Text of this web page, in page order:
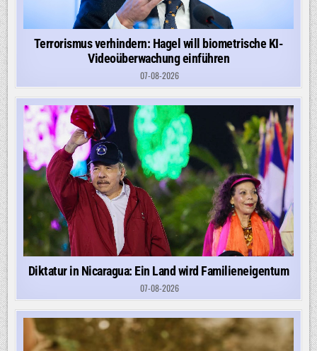
Terrorismus verhindern: Hagel will biometrische KI-
Videoüberwachung einführen
07-08-2026
Diktatur in Nicaragua: Ein Land wird Familieneigentum
07-08-2026